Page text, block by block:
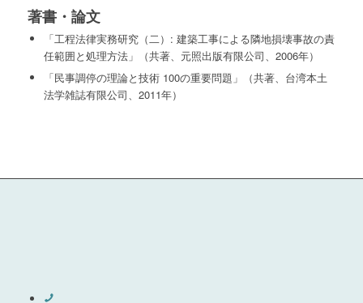
著書・論文
「工程法律実務研究（二）: 建築工事による隣地損壊事故の責
任範囲と処理方法」（共著、元照出版有限公司、2006年）
「民事調停の理論と技術 100の重要問題」（共著、台湾本土
法学雑誌有限公司、2011年）